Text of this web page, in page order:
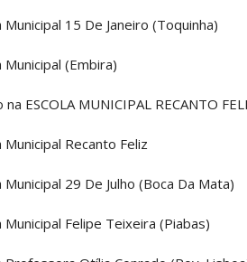
Municipal 15 De Janeiro (Toquinha)
Municipal (Embira)
ESCOLA MUNICIPAL RECANTO
Municipal Recanto Feliz
Municipal 29 De Julho (Boca Da Mata)
Municipal Felipe Teixeira (Piabas)